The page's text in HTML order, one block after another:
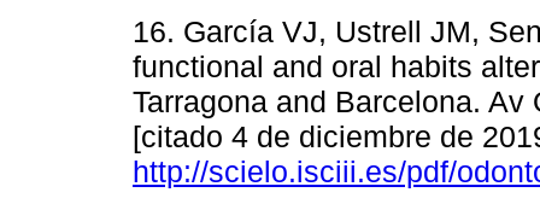
16. García VJ, Ustrell JM,
functional and oral habits
Tarragona and Barcelona.
[citado 4 de diciembre de
http://scielo.isciii.es/pdf/